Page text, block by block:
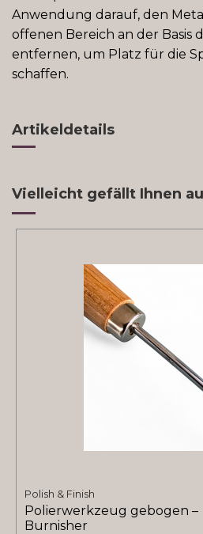
Anwendung darauf, den
offenen Bereich an der Basis
entfernen, um Platz für die
schaffen.
Artikeldetails
Vielleicht gefällt Ihnen
Polish & Finish
Polierwerkzeug gebogen –
Burnisher